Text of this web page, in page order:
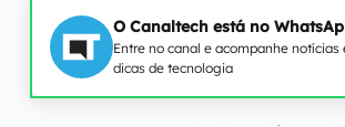
O Canaltech está no
Entre no canal e acompanhe notícias
dicas de tecnologia